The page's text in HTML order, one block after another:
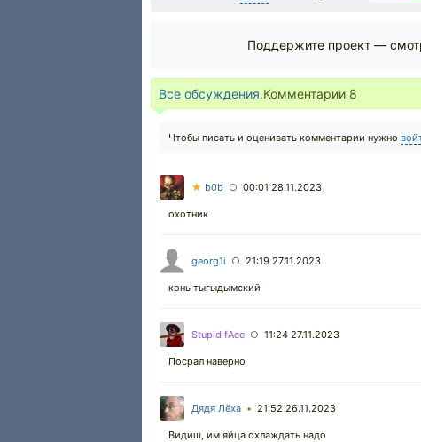
Поддержите проект —
Все обсуждения.Комментарии 8
Чтобы писать и оценивать комментарии нужно
★ b0b ○ 00:01 28.11.2023
охотник
georg1i ○ 21:19 27.11.2023
конь тыгыдымский
Stupid fAce ○ 11:24 27.11.2023
Посрал наверно
Дядя Лёха • 21:52 26.11.2023
Видиш, им яйца охлаждать надо